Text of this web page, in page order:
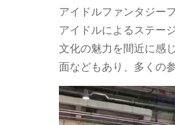
アイドルファンタジー
アイドルによるステー
文化の魅力を間近に感
面などもあり、多くの